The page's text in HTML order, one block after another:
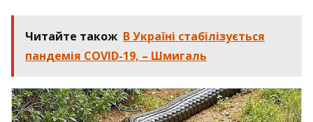
Читайте також В Україні стабілізується
пандемія COVID-19, – Шмигаль